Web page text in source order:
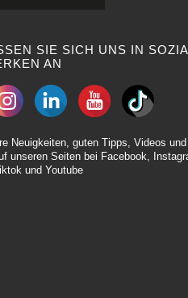
SIE SICH UNS IN
AN
Neuigkeiten, guten Tipps, Videos
unseren Seiten bei Facebook,
und Youtube